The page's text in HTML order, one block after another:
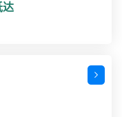
达